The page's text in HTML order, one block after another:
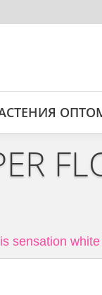
sensation